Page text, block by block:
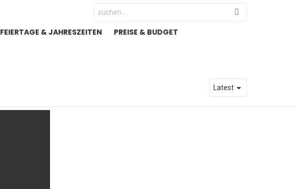
Search
for:
FEIERTAGE & JAHRESZEITEN
PREISE & BUDGET